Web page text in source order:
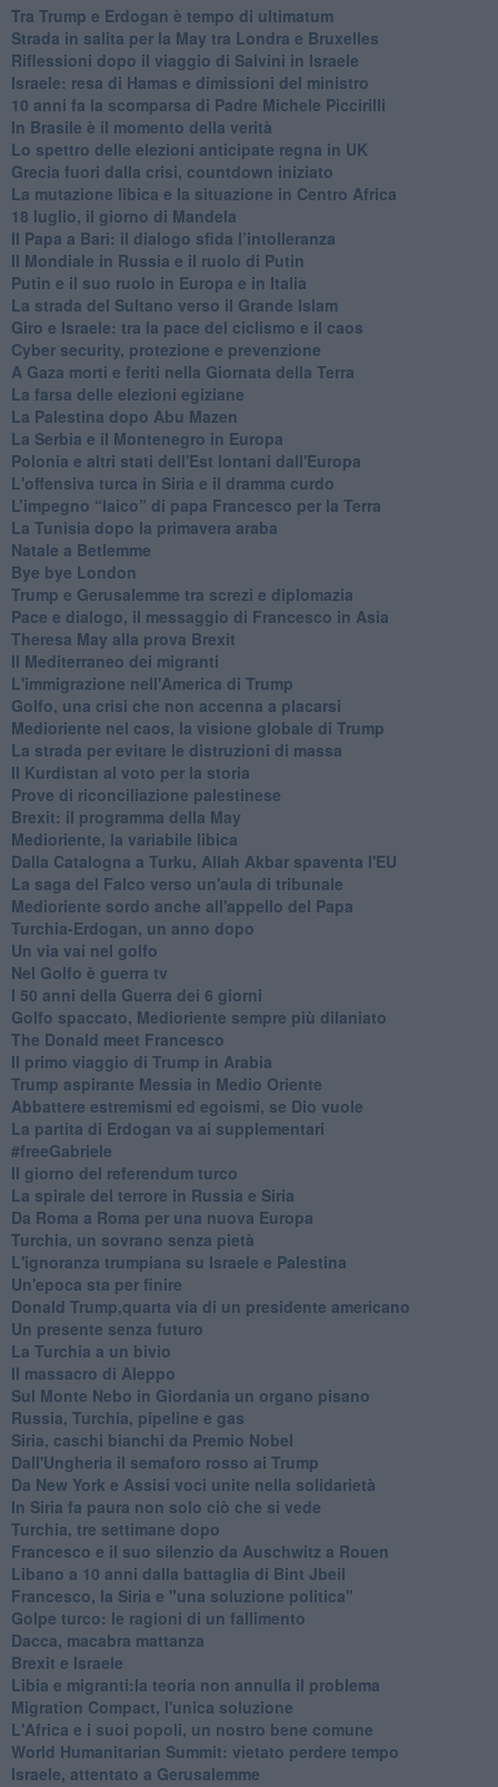
Tra Trump e Erdogan è tempo di ultimatum
Strada in salita per la May tra Londra e Bruxelles
Riflessioni dopo il viaggio di Salvini in Israele
Israele: resa di Hamas e dimissioni del ministro
10 anni fa la scomparsa di Padre Michele Piccirilli
In Brasile è il momento della verità
Lo spettro delle elezioni anticipate regna in UK
Grecia fuori dalla crisi, countdown iniziato
La mutazione libica e la situazione in Centro Africa
18 luglio, il giorno di Mandela
Il Papa a Bari: il dialogo sfida l’intolleranza
Il Mondiale in Russia e il ruolo di Putin
Putin e il suo ruolo in Europa e in Italia
La strada del Sultano verso il Grande Islam
Giro e Israele: tra la pace del ciclismo e il caos
Cyber security, protezione e prevenzione
A Gaza morti e feriti nella Giornata della Terra
La farsa delle elezioni egiziane
La Palestina dopo Abu Mazen
La Serbia e il Montenegro in Europa
Polonia e altri stati dell'Est lontani dall'Europa
L'offensiva turca in Siria e il dramma curdo
L’impegno “laico” di papa Francesco per la Terra
La Tunisia dopo la primavera araba
Natale a Betlemme
Bye bye London
Trump e Gerusalemme tra screzi e diplomazia
Pace e dialogo, il messaggio di Francesco in Asia
Theresa May alla prova Brexit
Il Mediterraneo dei migranti
L'immigrazione nell'America di Trump
Golfo, una crisi che non accenna a placarsi
Medioriente nel caos, la visione globale di Trump
La strada per evitare le distruzioni di massa
Il Kurdistan al voto per la storia
Prove di riconciliazione palestinese
Brexit: il programma della May
Medioriente, la variabile libica
Dalla Catalogna a Turku, Allah Akbar spaventa l'EU
La saga del Falco verso un'aula di tribunale
Medioriente sordo anche all'appello del Papa
Turchia-Erdogan, un anno dopo
Un via vai nel golfo
Nel Golfo è guerra tv
I 50 anni della Guerra dei 6 giorni
Golfo spaccato, Medioriente sempre più dilaniato
The Donald meet Francesco
Il primo viaggio di Trump in Arabia
Trump aspirante Messia in Medio Oriente
Abbattere estremismi ed egoismi, se Dio vuole
La partita di Erdogan va ai supplementari
#freeGabriele
Il giorno del referendum turco
La spirale del terrore in Russia e Siria
Da Roma a Roma per una nuova Europa
Turchia, un sovrano senza pietà
L'ignoranza trumpiana su Israele e Palestina
Un'epoca sta per finire
Donald Trump,quarta via di un presidente americano
Un presente senza futuro
La Turchia a un bivio
Il massacro di Aleppo
Sul Monte Nebo in Giordania un organo pisano
Russia, Turchia, pipeline e gas
Siria, caschi bianchi da Premio Nobel
Dall'Ungheria il semaforo rosso ai Trump
Da New York e Assisi voci unite nella solidarietà
In Siria fa paura non solo ciò che si vede
Turchia, tre settimane dopo
Francesco e il suo silenzio da Auschwitz a Rouen
Libano a 10 anni dalla battaglia di Bint Jbeil
Francesco, la Siria e "una soluzione politica"
Golpe turco: le ragioni di un fallimento
Dacca, macabra mattanza
Brexit e Israele
Libia e migranti:la teoria non annulla il problema
Migration Compact, l'unica soluzione
L'Africa e i suoi popoli, un nostro bene comune
World Humanitarian Summit: vietato perdere tempo
Israele, attentato a Gerusalemme